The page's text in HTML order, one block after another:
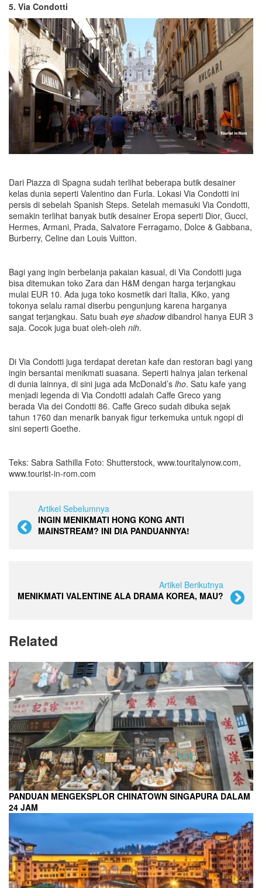
5. Via Condotti
Dari Piazza di Spagna sudah terlihat beberapa butik desainer
kelas dunia seperti Valentino dan Furla. Lokasi Via Condotti ini
persis di sebelah Spanish Steps. Setelah memasuki Via Condotti,
semakin terlihat banyak butik desainer Eropa seperti Dior, Gucci,
Hermes, Armani, Prada, Salvatore Ferragamo, Dolce & Gabbana,
Burberry, Celine dan Louis Vuitton.
Bagi yang ingin berbelanja pakaian kasual, di Via Condotti juga
bisa ditemukan toko Zara dan H&M dengan harga terjangkau
mulai EUR 10. Ada juga toko kosmetik dari Italia, Kiko, yang
tokonya selalu ramai diserbu pengunjung karena harganya
sangat terjangkau. Satu buah eye shadowdibandrol hanya EUR 3
saja. Cocok juga buat oleh-oleh nih.
Di Via Condotti juga terdapat deretan kafe dan restoran bagi yang
ingin bersantai menikmati suasana. Seperti halnya jalan terkenal
di dunia lainnya, di sini juga ada McDonald’s lho. Satu kafe yang
menjadi legenda di Via Condotti adalah Caffe Greco yang
berada Via dei Condotti 86. Caffe Greco sudah dibuka sejak
tahun 1760 dan menarik banyak figur terkemuka untuk ngopi di
sini seperti Goethe.
Teks: Sabra Sathilla Foto: Shutterstock, www.touritalynow.com,
www.tourist-in-rom.com
Artikel Sebelumnya
INGIN MENIKMATI HONG KONG ANTI
MAINSTREAM? INI DIA PANDUANNYA!
Artikel Berikutnya
MENIKMATI VALENTINE ALA DRAMA KOREA, MAU?
Related
PANDUAN MENGEKSPLOR CHINATOWN SINGAPURA DALAM
24 JAM